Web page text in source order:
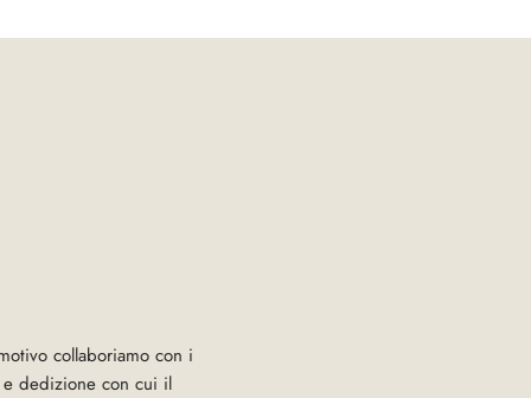
collaboriamo con i
e dedizione con cui il